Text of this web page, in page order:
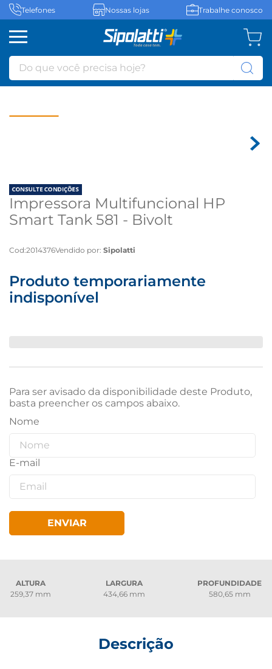
Telefones Nossas lojas Trabalhe conosco
Do que você precisa hoje?
Impressora Multifuncional HP
Smart Tank 581 - Bivolt
Cod:2014376Vendido por: Sipolatti
Produto temporariamente
indisponível
Para ser avisado da disponibilidade deste Produto,
basta preencher os campos abaixo.
ENVIAR
ALTURA
259,37 mm
LARGURA
434,66 mm
PROFUNDIDADE
580,65 mm
Descrição